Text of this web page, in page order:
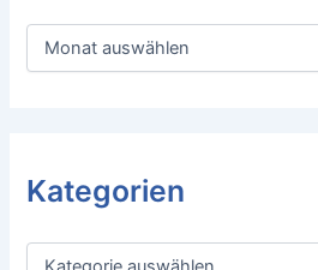
A
Kategorien
K